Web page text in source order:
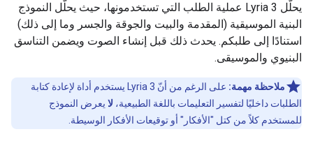
يحلّل Lyria 3 عملية الطلب التي تستخدمونها، حيث يحلّل النموذج
البنية الموسيقية (المقدمة والبيت والجوقة والجسر وما إلى ذلك)
استنادًا إلى طلبكم. يحدث ذلك قبل إنشاء الصوت ويضمن التناسق
البنيوي والموسيقى.
ملاحظة مهمة:
على الرغم من أنّ Lyria 3 يستخدم أداة لإعادة كتابة
الطلبات داخليًا لتفسير التعليمات باللغة الطبيعية، لا يعرض النموذج
للمستخدم كلاً من كتل "الأفكار" أو توقيعات الأفكار الوسيطة.